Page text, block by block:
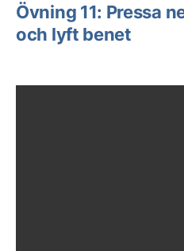
Övning 11: Pressa
och lyft benet